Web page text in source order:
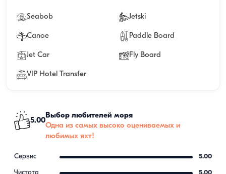
Seabob Jetski
Canoe Paddle Board
Jet Car Fly Board
VIP Hotel Transfer
5.00
Выбор любителей моря
Одна из самых высоко оцениваемых и
любимых яхт!
Сервис 5.00